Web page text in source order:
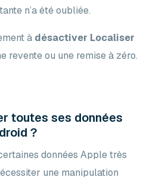
n’a été oubliée.
à désactiver Localiser
revente ou une remise à zéro.
toutes ses données
?
données Apple très
une manipulation